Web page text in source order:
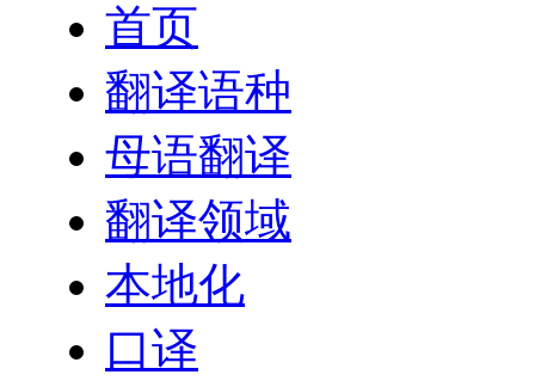
首页
翻译语种
母语翻译
翻译领域
本地化
口译